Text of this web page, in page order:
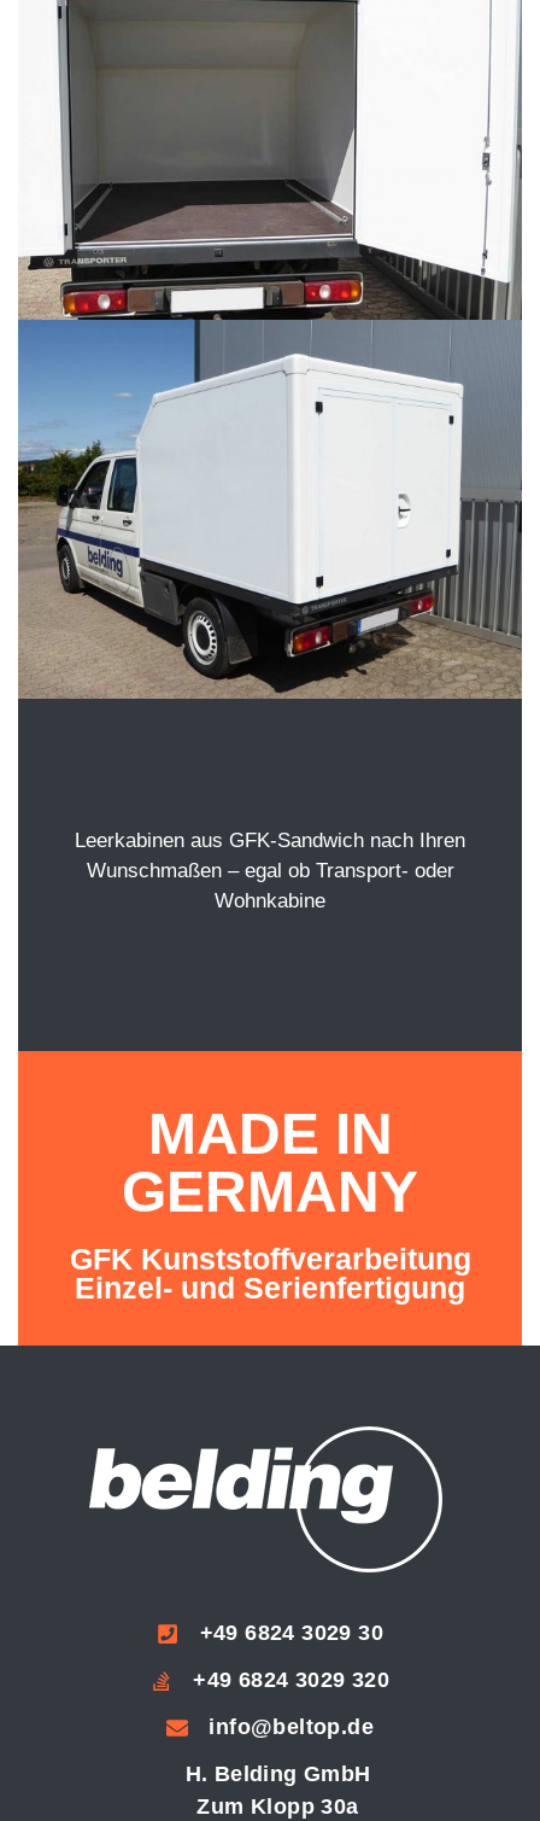
Leerkabinen aus GFK-Sandwich nach Ihren
Wunschmaßen – egal ob Transport- oder
Wohnkabine
MADE IN
GERMANY
GFK Kunststoffverarbeitung
Einzel- und Serienfertigung
+49 6824 3029 30
+49 6824 3029 320
info@beltop.de
H. Belding GmbH
Zum Klopp 30a